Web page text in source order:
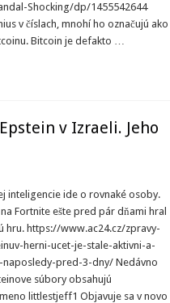
Shocking/dp/1455542644
v číslach, mnohí ho označujú ako
Bitcoin je defakto …
v Izraeli. Jeho
inteligencie ide o rovnaké osoby.
Fortnite ešte pred pár dňami hral
hru. https://www.ac24.cz/zpravy-
herni-ucet-je-stale-aktivni-a-
naposledy-pred-3-dny/ Nedávno
súbory obsahujú
littlestjeff1 Objavuje sa v novo